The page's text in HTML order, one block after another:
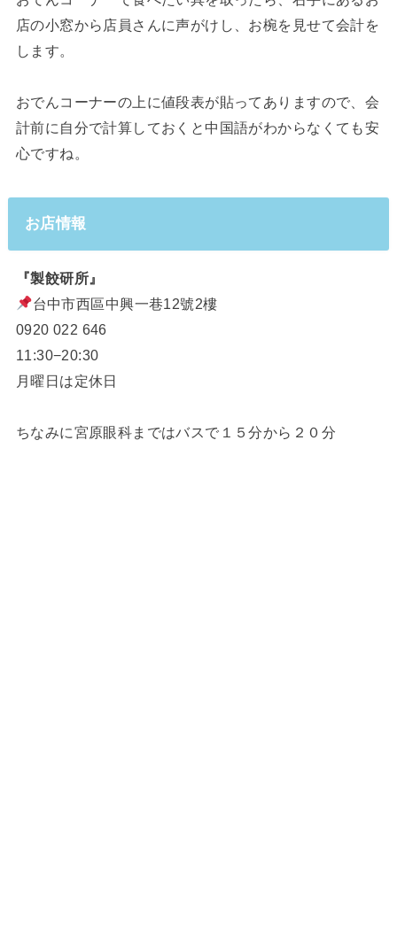
店の小窓から店員さんに声がけし、お椀を見せて会計を
します。
おでんコーナーの上に値段表が貼ってありますので、会
計前に自分で計算しておくと中国語がわからなくても安
心ですね。
お店情報
『製餃研所』
台中市西區中興一巷12號2樓
0920 022 646
11:30−20:30
月曜日は定休日
ちなみに宮原眼科まではバスで１５分から２０分